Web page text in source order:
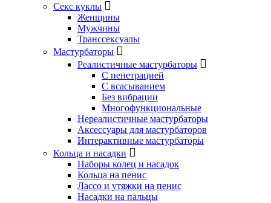
Секс куклы
Женщины
Мужчины
Транссексуалы
Мастурбаторы
Реалистичные мастурбаторы
С пенетрацией
С всасыванием
Без вибрации
Многофункциональные
Нереалистичные мастурбаторы
Аксессуары для мастурбаторов
Интерактивные мастурбаторы
Кольца и насадки
Наборы колец и насадок
Кольца на пенис
Лассо и утяжки на пенис
Насадки на пальцы